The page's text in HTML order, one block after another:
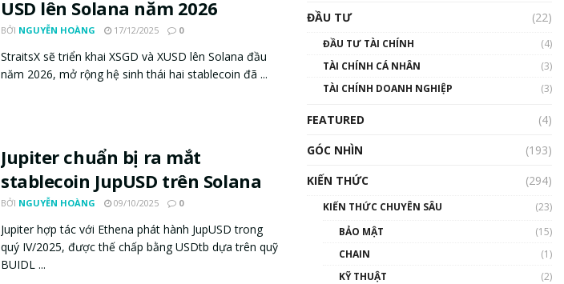
USD lên Solana năm 2026
BỞI NGUYỄN HOÀNG 17/12/2025 0
StraitsX sẽ triển khai XSGD và XUSD lên Solana đầu
năm 2026, mở rộng hệ sinh thái hai stablecoin đã ...
Jupiter chuẩn bị ra mắt
stablecoin JupUSD trên Solana
BỞI NGUYỄN HOÀNG 09/10/2025 0
Jupiter hợp tác với Ethena phát hành JupUSD trong
quý IV/2025, được thế chấp bằng USDtb dựa trên quỹ
BUIDL ...
ĐẦU TƯ
(22)
ĐẦU TƯ TÀI CHÍNH
(4)
TÀI CHÍNH CÁ NHÂN
(3)
TÀI CHÍNH DOANH NGHIỆP
(3)
FEATURED
(4)
GÓC NHÌN
(193)
KIẾN THỨC
(294)
KIẾN THỨC CHUYÊN SÂU
(23)
BẢO MẬT
(15)
CHAIN
(1)
KỸ THUẬT
(2)